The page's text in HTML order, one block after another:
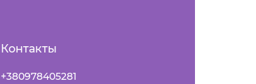
Контакты
+380978405281